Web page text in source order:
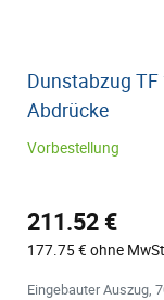
Dunstabzug
Abdrücke
Vorbestellung
211.52 €
177.75 € ohne
Eingebauter Auszug,